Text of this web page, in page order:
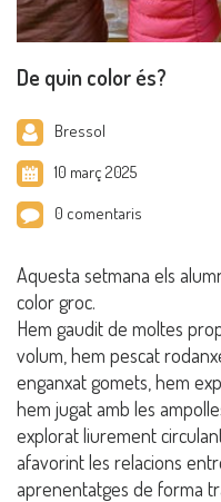
De quin color és?
Bressol
10 març 2025
0 comentaris
Aquesta setmana els
color groc.
Hem gaudit de moltes
volum, hem pescat
enganxat gomets, hem
hem jugat amb les
explorat liurement
afavorint les relacions
aprenentatges de forma